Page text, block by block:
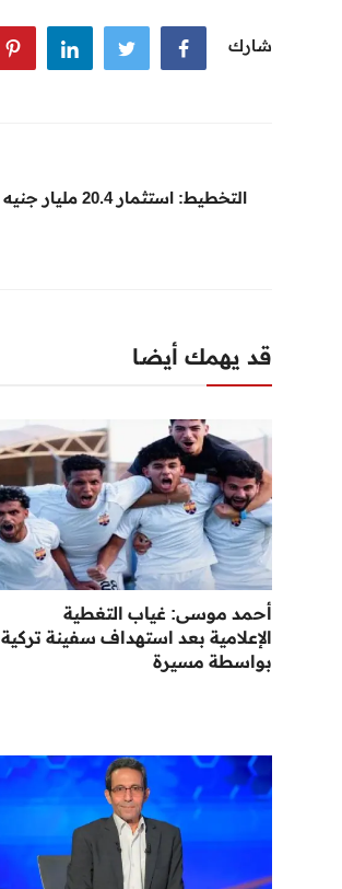
شارك
قد يهمك أيضا
أحمد موسى: غياب التغطية
الإعلامية بعد استهداف سفينة تركية
بواسطة مسيرة